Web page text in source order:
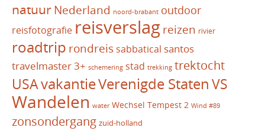
natuur Nederland noord-brabant outdoor
reisfotografie reisverslag reizen rivier
roadtrip rondreis sabbatical santos
travelmaster 3+ schemering stad trekking trektocht
USAvakantieVerenigde StatenVS
Wandelen water Wechsel Tempest 2 Wind #89
zonsondergang zuid-holland